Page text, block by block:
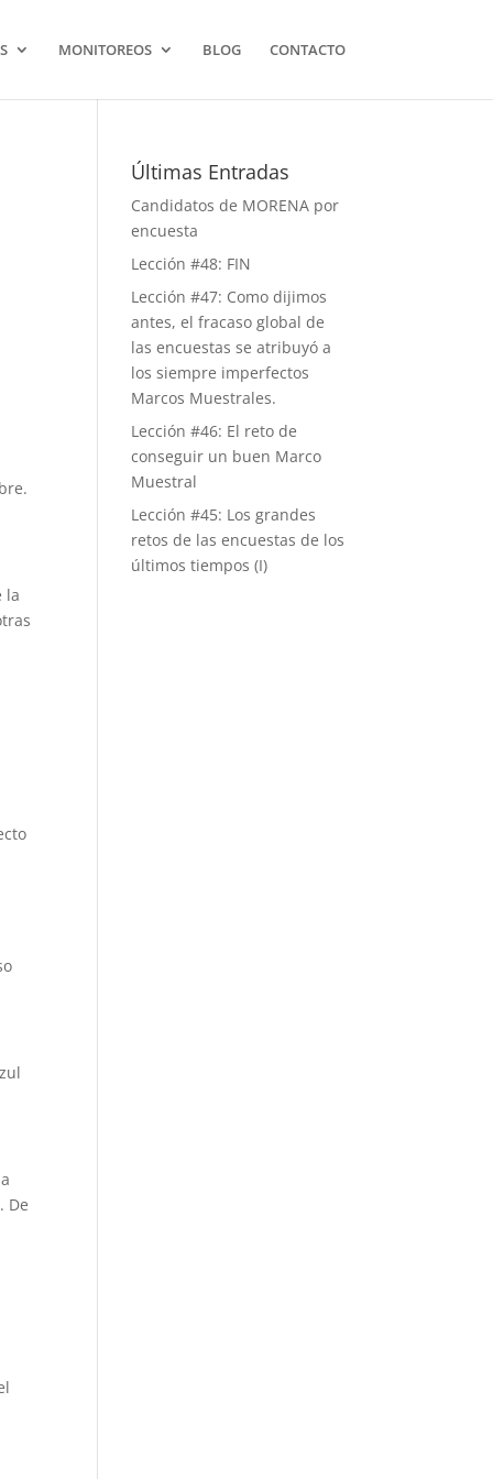
MONITOREOS BLOG CONTACTO
la
De
Últimas Entradas
Candidatos de MORENA por
encuesta
Lección #48: FIN
Lección #47: Como dijimos
antes, el fracaso global de
las encuestas se atribuyó a
los siempre imperfectos
Marcos Muestrales.
Lección #46: El reto de
conseguir un buen Marco
Muestral
Lección #45: Los grandes
retos de las encuestas de los
últimos tiempos (I)